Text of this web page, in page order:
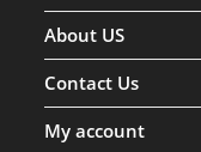
About US
Contact Us
My account